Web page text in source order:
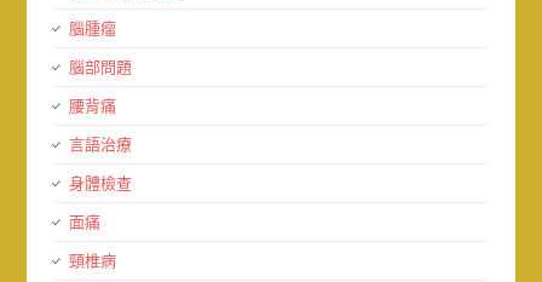
腦腫瘤
腦部問題
腰背痛
言語治療
身體檢查
面痛
頸椎病